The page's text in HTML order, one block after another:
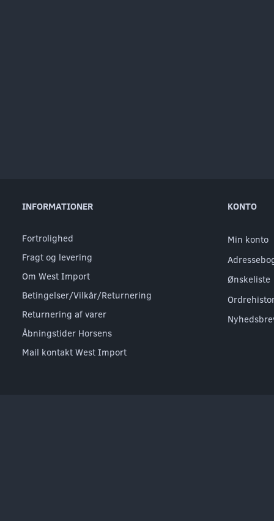
INFORMATIONER
Fortrolighed
Fragt og levering
Om West Import
Betingelser/Vilkår/Returnering
Returnering af varer
Åbningstider Horsens
Mail kontakt West Import
KONTO
Min konto
Ønskeliste